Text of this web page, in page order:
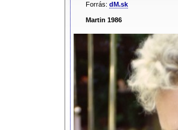
Forrás: dM.sk
Martin 1986